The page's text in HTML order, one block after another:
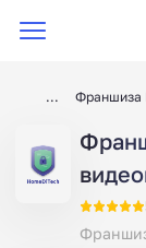
Франшиза